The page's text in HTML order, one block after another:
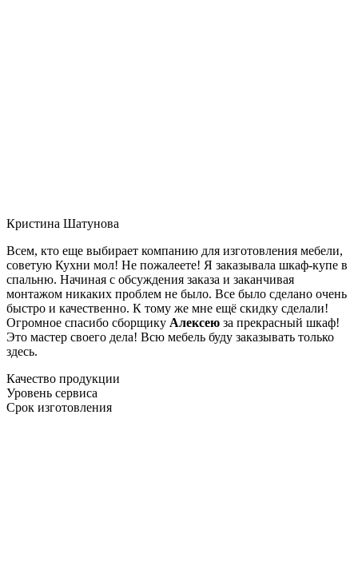
Кристина Шатунова
Всем, кто еще выбирает компанию для изготовления мебели,
советую Кухни мол! Не пожалеете! Я заказывала шкаф-купе в
спальню. Начиная с обсуждения заказа и заканчивая
монтажом никаких проблем не было. Все было сделано очень
быстро и качественно. К тому же мне ещё скидку сделали!
Огромное спасибо сборщику Алексею за прекрасный шкаф!
Это мастер своего дела! Всю мебель буду заказывать только
здесь.
Качество продукции
Уровень сервиса
Срок изготовления